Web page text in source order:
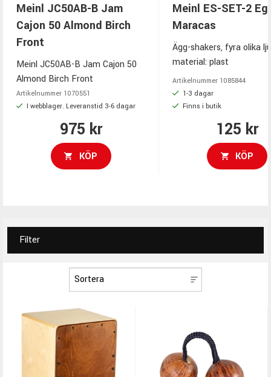
Meinl JC50AB-B Jam
Cajon 50 Almond Birch
Front
Meinl JC50AB-B Jam Cajon 50
Almond Birch Front
Artikelnummer 1070551
I webblager. Leveranstid 3-6 dagar
975 kr
KÖP
Meinl ES-SET-2
Maracas
Ägg-shakers, fyra olika
material: plast
Artikelnummer 1085844
1-3 dagar
Finns i butik
125 kr
KÖP
Filter